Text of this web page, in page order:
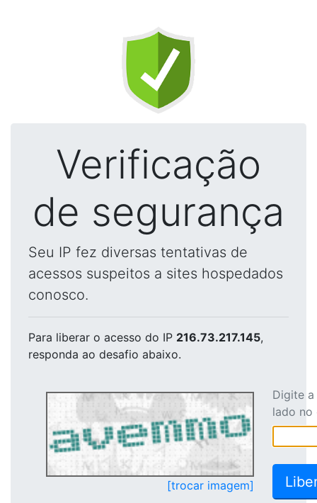
Verificação
de segurança
Seu IP fez diversas tentativas de
acessos suspeitos a sites hospedados
conosco.
Para liberar o acesso do IP 216.73.217.145,
responda ao desafio abaixo.
[trocar imagem]
Digite
lado no